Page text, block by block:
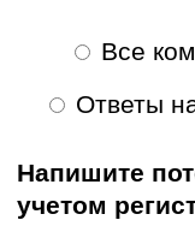
Все
Ответы
Напишите
учетом